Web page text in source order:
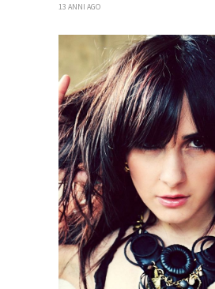
13 ANNI AGO